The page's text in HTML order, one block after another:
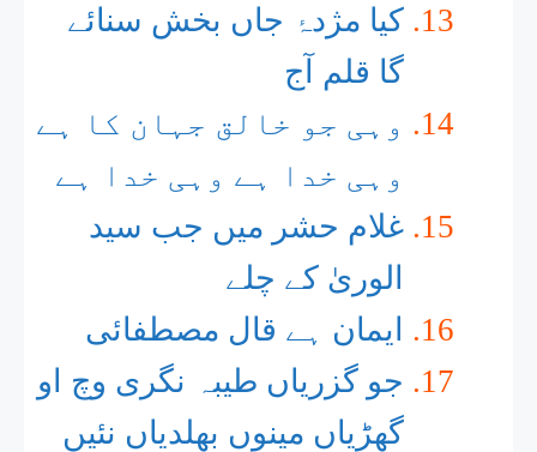
کیا مژدۂ جاں بخش سنائے
گا قلم آج
وہی جو خالق جہان کا ہے
وہی خدا ہے وہی خدا ہے
غلام حشر میں جب سید
الوریٰ کے چلے
ایمان ہے قال مصطفائی
جو گزریاں طیبہ نگری وچ او
گھڑیاں مینوں بھلدیاں نئیں